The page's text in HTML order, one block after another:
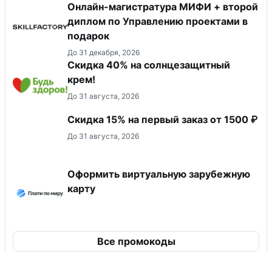
Онлайн-магистратура МИФИ + второй
диплом по Управлению проектами в
подарок
До 31 декабря, 2026
Скидка 40% на солнцезащитный
крем!
До 31 августа, 2026
Скидка 15% на первый заказ от 1500 ₽
До 31 августа, 2026
Оформить виртуальную зарубежную
карту
Все промокоды